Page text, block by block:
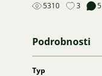
5310 3 5
Podrobnosti
Typ